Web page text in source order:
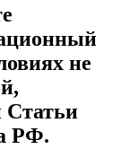
не
Статьи
РФ.